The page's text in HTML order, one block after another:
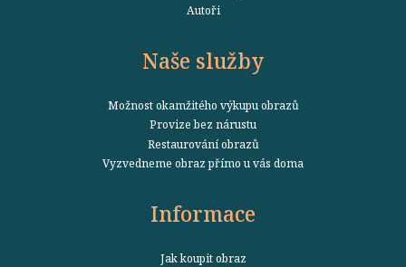
Autoři
Naše služby
Možnost okamžitého výkupu obrazů
Provize bez nárustu
Restaurování obrazů
Vyzvedneme obraz přímo u vás doma
Informace
Jak koupit obraz